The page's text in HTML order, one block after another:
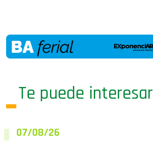
Te puede interesar
07/08/26